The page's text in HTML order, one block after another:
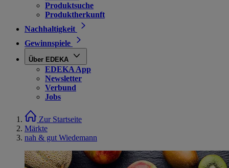
Produktsuche
Produktherkunft
Nachhaltigkeit
Gewinnspiele
Über EDEKA
EDEKA App
Newsletter
Verbund
Jobs
Zur Startseite
Märkte
nah & gut Wiedemann